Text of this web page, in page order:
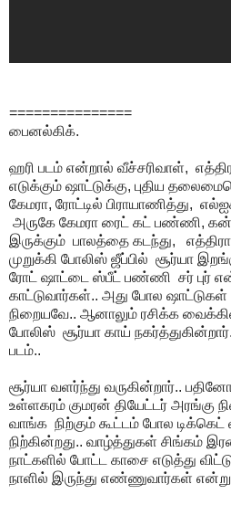
===============
பைனல்கிக்.
ஹரி படம் என்றால் வீச்சரிவாள்,
எடுக்கும் ஷாட்டுக்கு, புதிய
கேமரா, ரோட்டில் பிராயாணித்து,
அருகே கேமரா ரைட் கட் பண்ணி,
இருக்கும் பாலத்தை கடந்து,
முறுக்கி போலிஸ் ஜீப்பில் சூர்யா
ரோட் ஷாட்டை ஸ்பீட் பண்ணி சர் புர்
காட்டுவார்கள்.. அது போல ஷாட்டுகள்
நிறையவே.. ஆனாலும் ரசிக்க
போலிஸ் சூர்யா காய்
படம்..
சூர்யா வளர்ந்து வருகின்றார்..
உள்ளகரம் குமரன் தியேட்டர் அரங்கு
வாங்க நிற்கும் கூட்டம் போல டிக்கெட்
நிற்கின்றது.. வாழ்த்துகள் சிங்கம்
நாட்களில் போட்ட காசை எடுத்து
நாளில் இருந்து எண்ணுவார்கள்